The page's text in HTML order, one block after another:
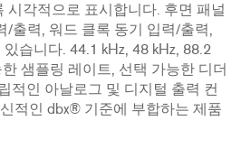
시각적으로 표시합니다. 후면 패널
/출력, 워드 클록 동기 입력/출력,
습니다. 44.1 kHz, 48 kHz, 88.2
샘플링 레이트, 선택 가능한 디더
적인 아날로그 및 디지털 출력 컨
적인 dbx® 기준에 부합하는 제품